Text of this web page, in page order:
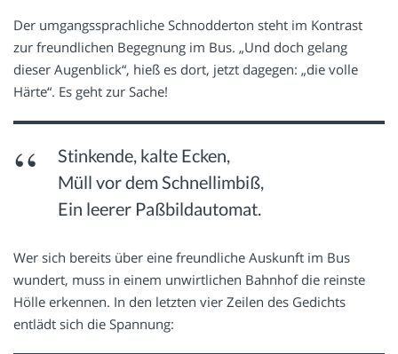
Der umgangssprachliche Schnodderton steht im Kontrast
zur freundlichen Begegnung im Bus. „Und doch gelang
dieser Augenblick“, hieß es dort, jetzt dagegen: „die volle
Härte“. Es geht zur Sache!
Stinkende, kalte Ecken,
Müll vor dem Schnellimbiß,
Ein leerer Paßbildautomat.
Wer sich bereits über eine freundliche Auskunft im Bus
wundert, muss in einem unwirtlichen Bahnhof die reinste
Hölle erkennen. In den letzten vier Zeilen des Gedichts
entlädt sich die Spannung: